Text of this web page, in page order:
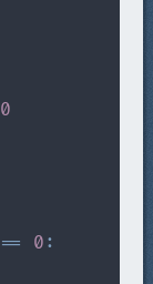
0
== 0 :